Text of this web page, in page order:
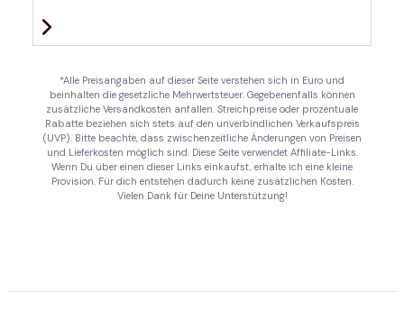
*Alle Preisangaben auf dieser Seite verstehen sich in Euro und
beinhalten die gesetzliche Mehrwertsteuer. Gegebenenfalls können
zusätzliche Versandkosten anfallen. Streichpreise oder prozentuale
Rabatte beziehen sich stets auf den unverbindlichen Verkaufspreis
(UVP). Bitte beachte, dass zwischenzeitliche Änderungen von Preisen
und Lieferkosten möglich sind. Diese Seite verwendet Affiliate-Links.
Wenn Du über einen dieser Links einkaufst, erhalte ich eine kleine
Provision. Für dich entstehen dadurch keine zusätzlichen Kosten.
Vielen Dank für Deine Unterstützung!